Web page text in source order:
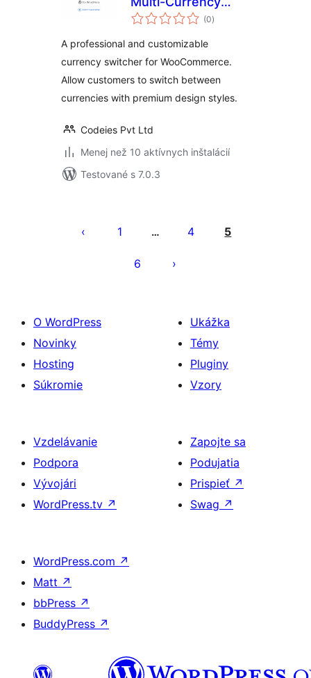
Switcher for(0celkové
hodnotenie
)
A professional and customizable
currency switcher for WooCommerce.
Allow customers to switch between
currencies with premium design styles.
Codeies Pvt Ltd
Menej než 10 aktívnych inštalácií
Testované s 7.0.3
príspevkov
1 … 4 5
6
O WordPress
Novinky
Hosting
Súkromie
Ukážka
Témy
Pluginy
Vzory
Vzdelávanie
Podpora
Vývojári
WordPress.tv ↗
Zapojte sa
Podujatia
Prispieť ↗
Swag ↗
WordPress.com ↗
Matt ↗
bbPress ↗
BuddyPress ↗